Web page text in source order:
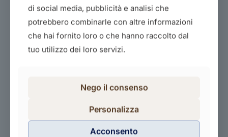
Creare un catalogo in wordpress
40,00€
Acquista il corso
di social media, pubblicità e analisi che
potrebbero combinarle con altre informazioni
che hai fornito loro o che hanno raccolto dal
tuo utilizzo dei loro servizi.
Nego il consenso
Personalizza
Acconsento